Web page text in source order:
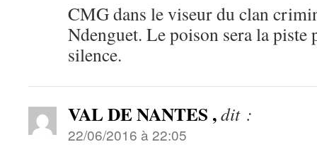
CMG dans le viseur du clan
Ndenguet. Le poison sera la
silence.
VAL DE NANTES ,dit :
22/06/2016 à 22:05